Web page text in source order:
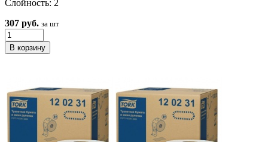
Слойность: 2
307 руб. за шт